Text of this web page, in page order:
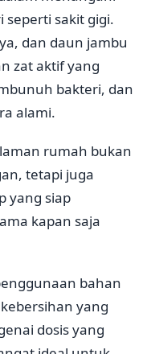
seperti sakit gigi.
dan daun jambu
zat aktif yang
bakteri, dan
alami.
rumah bukan
tetapi juga
yang siap
kapan saja
bahan
yang
dosis yang